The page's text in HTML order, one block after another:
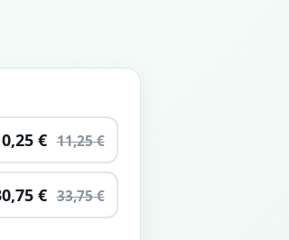
€ 11,25 €
€ 33,75 €